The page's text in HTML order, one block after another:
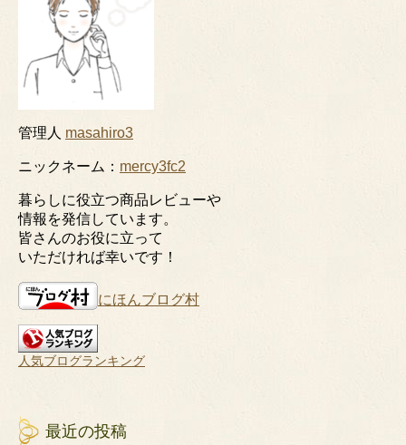
管理人 masahiro3
ニックネーム： mercy3fc2
暮らしに役立つ商品レビューや
情報を発信しています。
皆さんのお役に立って
いただければ幸いです！
にほんブログ村
人気ブログランキング
最近の投稿